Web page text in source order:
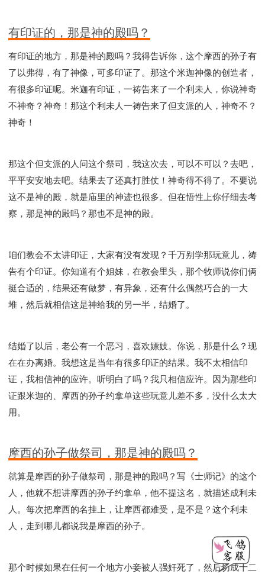
有印证的，那是神的殿吗？
有印证的地方，那是神的殿吗？我得告诉你，这个摩西的孙子有
了以弗得，有了神像，可多印证了。那这个米迦神像的创造者，
有很多印证呢。米迦有印证，一祷告来了一个利未人，你说神奇
不神奇？神奇！那这个利未人一祷告来了但支派的人，神奇不？
神奇！
那这个但支派的人问这个祭司，我这次去，可以不可以？去吧，
平平安安地去吧。结果去了还真打胜仗！神奇得不得了。不要说
这不是神的殿，就是庙里的神迹也很多。但在悟性上你仔细去考
察，那是神的殿吗？那也不是神的殿。
咱们教会不太讲印证，大家有没有发现？千万别学那玩意儿，祷
告有个印证。你知道有个姐妹，在教会里头，那个牧师说你们俩
挺合适的，结果还有做梦，有异象，还有什么偶然巧合的一大
堆，然后就相信这是神给我的另一半，结婚了。
结婚了以后，老公有一个恶习，喜欢嫖妓。你说，那是什么？现
在在办离婚。我想这是当年有很多印证的结果。我不太相信印
证，我相信神的应许。听明白了吗？我只相信应许。因为那些印
证跟米迦的、摩西的孙子约拿单这些玩意儿差不多，没什么太大
用。
摩西的孙子做祭司，那是神的殿吗？
就算是摩西的孙子做祭司，那是神的殿吗？写《士师记》的这个
人，他就不想讲摩西的孙子约拿单，他不提这名，就描述成利未
人。每次把摩西的名挂上，让摩西都难受，是不是？这个利未
人，走到哪儿都说我是摩西的孙子。
那个时候如果在任何一个地方小妾被人强奸死了，然后切成十二